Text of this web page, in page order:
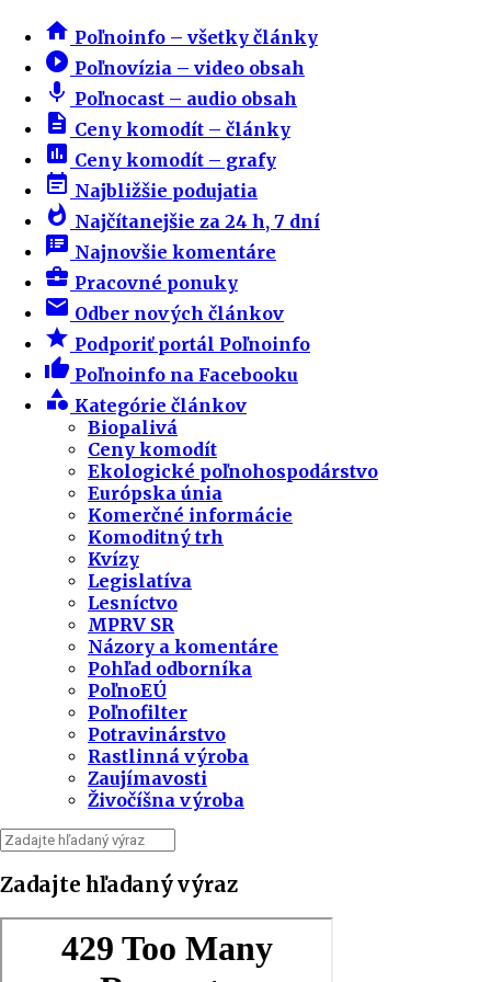
home Poľnoinfo – všetky články
play_circle_filled Poľnovízia – video obsah
mic Poľnocast – audio obsah
description Ceny komodít – články
insert_chart Ceny komodít – grafy
event_note Najbližšie podujatia
whatshot Najčítanejšie za 24 h, 7 dní
speaker_notes Najnovšie komentáre
business_center Pracovné ponuky
email Odber nových článkov
star Podporiť portál Poľnoinfo
thumb_up Poľnoinfo na Facebooku
category Kategórie článkov
Biopalivá
Ceny komodít
Ekologické poľnohospodárstvo
Európska únia
Komerčné informácie
Komoditný trh
Kvízy
Legislatíva
Lesníctvo
MPRV SR
Názory a komentáre
Pohľad odborníka
PoľnoEÚ
Poľnofilter
Potravinárstvo
Rastlinná výroba
Zaujímavosti
Živočíšna výroba
Zadajte hľadaný výraz